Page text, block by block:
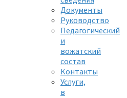
Документы
Руководство
Педагогический
и
вожатский
состав
Контакты
Услуги,
в